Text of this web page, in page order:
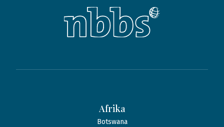
Afrika
Botswana